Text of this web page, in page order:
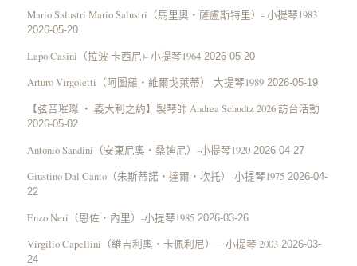
Mario Salustri Mario Salustri（馬里奧・薩盧斯特里）- 小提琴1983
2026-05-20
Lapo Casini（拉波·卡西尼)- 小提琴1964 2026-05-20
Arturo Virgoletti（阿圖羅・維爾戈萊蒂）-大提琴1989 2026-05-19
【弦音璀璨 ‧ 義大利之約】製琴師 Andrea Schudtz 2026 訪台活動
2026-05-02
Antonio Sandini（安東尼奧・桑迪尼）-小提琴1920 2026-04-27
Giustino Dal Canto（朱斯蒂諾・達爾・坎托）-小提琴1975 2026-04-
22
Enzo Neri（恩佐・內里）-小提琴1985 2026-03-26
Virgilio Capellini（維吉利奧・卡佩利尼）－小提琴 2003 2026-03-
24